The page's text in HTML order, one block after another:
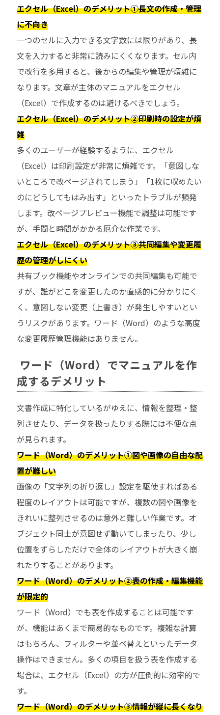
エクセル（Excel）のデメリット①長文の作成・管理
に不向き
一つのセルに入力できる文字数には限りがあり、長
文を入力すると非常に読みにくくなります。セル内
で改行を多用すると、後からの編集や管理が煩雑に
なります。文章が主体のマニュアルをエクセル
（Excel）で作成するのは避けるべきでしょう。
エクセル（Excel）のデメリット②印刷時の設定が煩
雑
多くのユーザーが経験するように、エクセル
（Excel）は印刷設定が非常に煩雑です。「意図しな
いところで改ページされてしまう」「1枚に収めたい
のにどうしてもはみ出す」といったトラブルが頻発
します。改ページプレビュー機能で調整は可能です
が、手間と時間がかかる厄介な作業です。
エクセル（Excel）のデメリット③共同編集や変更履
歴の管理がしにくい
共有ブック機能やオンラインでの共同編集も可能で
すが、誰がどこを変更したのか直感的に分かりにく
く、意図しない変更（上書き）が発生しやすいとい
うリスクがあります。ワード（Word）のような高度
な変更履歴管理機能はありません。
ワード（Word）でマニュアルを作
成するデメリット
文書作成に特化しているがゆえに、情報を整理・整
列させたり、データを扱ったりする際には不便な点
が見られます。
ワード（Word）のデメリット①図や画像の自由な配
置が難しい
画像の「文字列の折り返し」設定を駆使すればある
程度のレイアウトは可能ですが、複数の図や画像を
きれいに整列させるのは意外と難しい作業です。オ
ブジェクト同士が意図せず動いてしまったり、少し
位置をずらしただけで全体のレイアウトが大きく崩
れたりすることがあります。
ワード（Word）のデメリット②表の作成・編集機能
が限定的
ワード（Word）でも表を作成することは可能です
が、機能はあくまで簡易的なものです。複雑な計算
はもちろん、フィルターや並べ替えといったデータ
操作はできません。多くの項目を扱う表を作成する
場合は、エクセル（Excel）の方が圧倒的に効率的で
す。
ワード（Word）のデメリット③情報が縦に長くなり